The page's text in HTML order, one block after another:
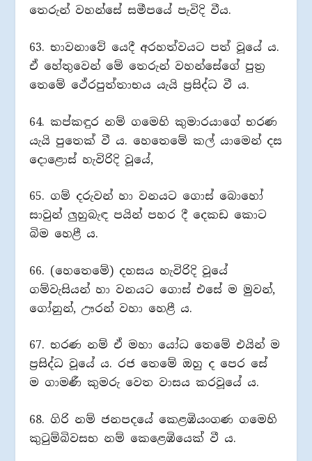
තෙරුන් වහන්සේ සමීපයේ පැවිදි වීය.
63. භාවනාවේ යෙදී අරහත්වයට පත් වූයේ ය.
ඒ හේතුවෙන් මේ තෙරුන් වහන්සේගේ පුත්‍ර
තෙමේ ථේරපුත්තාභය යැයි ප්‍රසිද්ධ වී ය.
64. කප්කඳුර නම් ගමෙහි කුමාරයාගේ භරණ
යැයි පුතෙක් වී ය. හෙතෙමේ කල් යාමෙන් දස
දොළොස් හැවිරිදි වූයේ,
65. ගම් දරුවන් හා වනයට ගොස් බොහෝ
සාවුන් ලුහුබැඳ පයින් පහර දී දෙකඩ කොට
බිම හෙළී ය.
66. (හෙතෙමේ) දහසය හැවිරිදි වූයේ
ගම්වැසියන් හා වනයට ගොස් එසේ ම මුවන්,
ගෝනුන්, ඌරන් වහා හෙළී ය.
67. භරණ නම් ඒ මහා යෝධ තෙමේ එයින් ම
ප්‍රසිද්ධ වූයේ ය. රජ තෙමේ ඔහු ද පෙර සේ
ම ගාමණී කුමරු වෙත වාසය කරවූයේ ය.
68. ගිරි නම් ජනපදයේ කෙළඹියංගණ ගමෙහි
කුටුම්බිවසභ නම් කෙළෙඹියෙක් වී ය.